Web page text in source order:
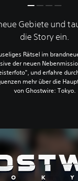
Gebiete und
die Story ein.
Rätsel im
der neuen
und erfahre
mehr über die
von Ghostwire: Tokyo.